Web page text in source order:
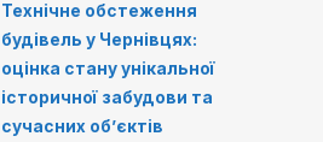
Технічне обстеження
будівель у Чернівцях:
оцінка стану унікальної
історичної забудови та
сучасних об’єктів